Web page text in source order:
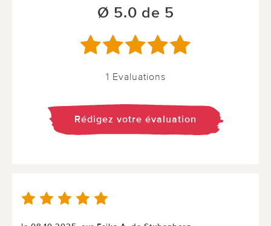
Ø 5.0 de 5
1 Evaluations
Rédigez votre évaluation